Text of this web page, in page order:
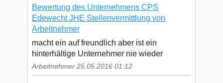
Bewertung des Unternehmens CPS
Edewecht JHE Stellenvermittlung von
Arbeitnehmer
macht ein auf freundlich aber ist ein
hinterhältige Unternehmer nie wieder
Arbeitnehmer 25.05.2016 01:12